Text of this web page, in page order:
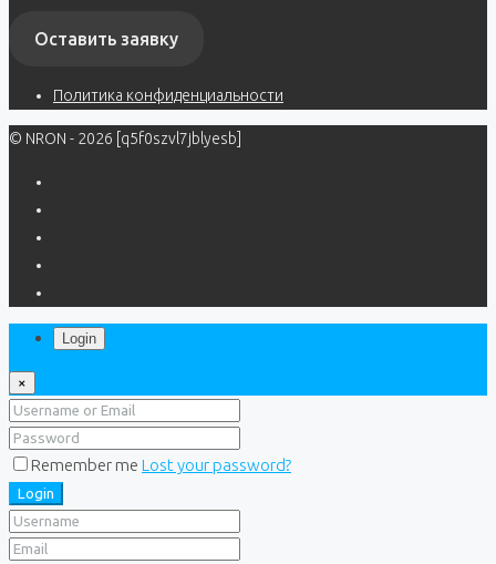
Оставить заявку
Политика конфиденциальности
© NRON - 2026 [q5f0szvl7jblyesb]
Login
×
Remember me Lost your password?
Login